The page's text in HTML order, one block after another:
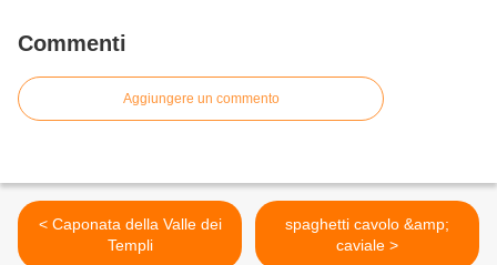
Commenti
Aggiungere un commento
< Caponata della Valle dei
Templi
spaghetti cavolo &amp;
caviale >